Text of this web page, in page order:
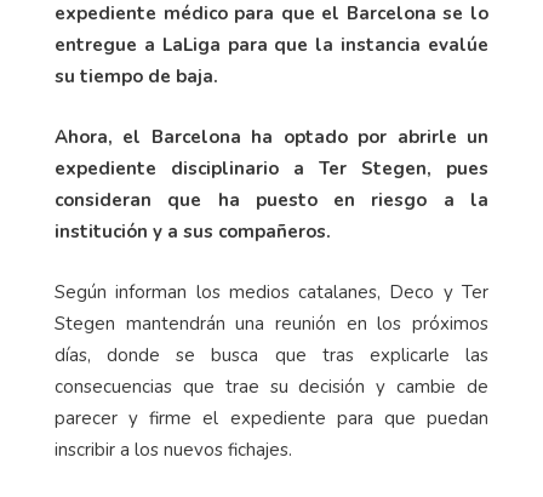
expediente médico para que el Barcelona se lo
entregue a LaLiga para que la instancia evalúe
su tiempo de baja.
Ahora, el Barcelona ha optado por abrirle un
expediente disciplinario a Ter Stegen, pues
consideran que ha puesto en riesgo a la
institución y a sus compañeros.
Según informan los medios catalanes, Deco y Ter
Stegen mantendrán una reunión en los próximos
días, donde se busca que tras explicarle las
consecuencias que trae su decisión y cambie de
parecer y firme el expediente para que puedan
inscribir a los nuevos fichajes.